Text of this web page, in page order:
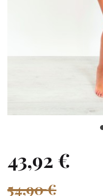
43,92 €
54,90 €